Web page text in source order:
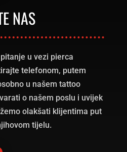
NAS
u vezi pierca
telefonom, putem
u našem tattoo
o našem poslu i uvijek
olakšati klijentima put
tijelu.